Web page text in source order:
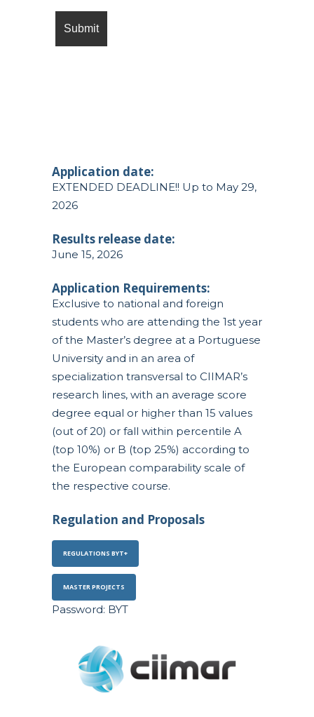
Application date:
EXTENDED DEADLINE!! Up to May 29,
2026
Results release date:
June 15, 2026
Application Requirements:
Exclusive to national and foreign
students who are attending the 1st year
of the Master’s degree at a Portuguese
University and in an area of
specialization transversal to CIIMAR’s
research lines, with an average score
degree equal or higher than 15 values
(out of 20) or fall within percentile A
(top 10%) or B (top 25%) according to
the European comparability scale of
the respective course.
Regulation and Proposals
REGULATIONS BYT+
MASTER PROJECTS
Password: BYT